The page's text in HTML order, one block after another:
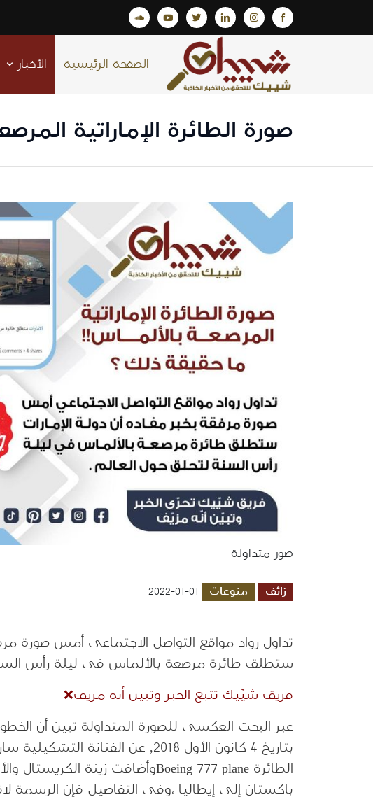
الصفحة الرئيسية الأخبار
صورة الطائرة الإماراتية
صور متداولة
زائف منوعات
تداول رواد مواقع التواصل الاجتماعي أمس صورة
ستطلق طائرة مرصعة بالألماس في ليلة رأس
فريق شيِّيك تتبع الخبر وتبين أنه مزيف❌
عبر البحث العكسي للصورة المتداولة تبين أن
بتاريخ 4 كانون الأول 2018, عن
الطائرة Boeing 777 planeوأضافت زينة الكريستال
باكستان إلى إيطاليا ،وفي التفاصيل فإن الرسمة